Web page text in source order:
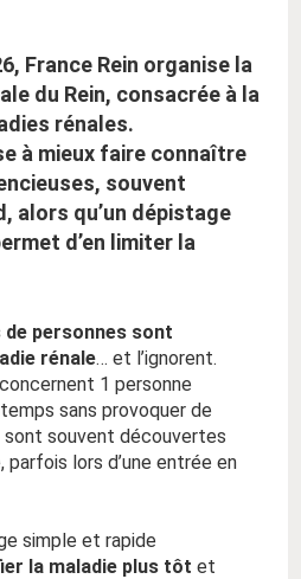
France Rein organise la
du Rein, consacrée à la
rénales.
à mieux faire connaître
souvent
alors qu’un dépistage
d’en limiter la
de personnes sont
rénale… et l’ignorent.
1 personne
sans provoquer de
sont souvent découvertes
parfois lors d’une entrée en
simple et rapide
la maladie plus tôt et